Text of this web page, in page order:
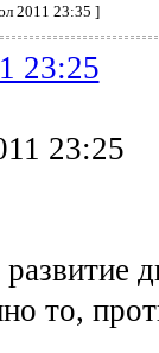
2011 23:35 ]
23:25
23:25
то,